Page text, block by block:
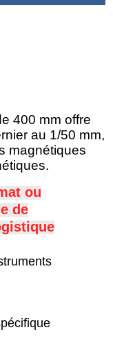
400 mm offre
au 1/50 mm,
magnétiques
ou
de